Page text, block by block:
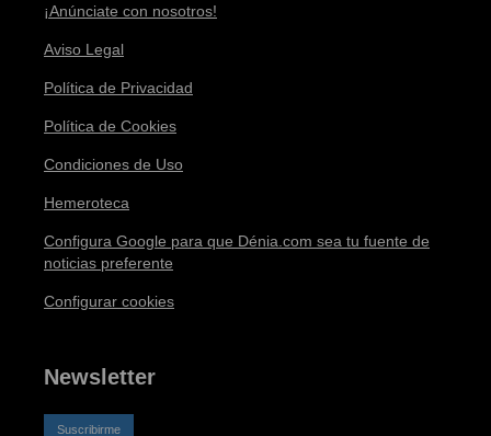
¡Anúnciate con nosotros!
Aviso Legal
Política de Privacidad
Política de Cookies
Condiciones de Uso
Hemeroteca
Configura Google para que Dénia.com sea tu fuente de
noticias preferente
Configurar cookies
Newsletter
Suscribirme